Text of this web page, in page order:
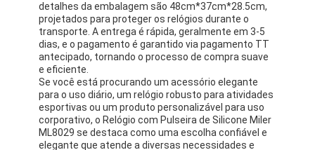
detalhes da embalagem são 48cm*37cm*28.5cm,
projetados para proteger os relógios durante o
transporte. A entrega é rápida, geralmente em 3-5
dias, e o pagamento é garantido via pagamento TT
antecipado, tornando o processo de compra suave
e eficiente.
Se você está procurando um acessório elegante
para o uso diário, um relógio robusto para atividades
esportivas ou um produto personalizável para uso
corporativo, o Relógio com Pulseira de Silicone Miler
ML8029 se destaca como uma escolha confiável e
elegante que atende a diversas necessidades e